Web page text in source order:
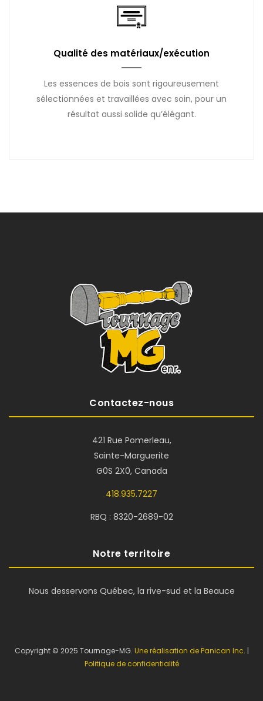
Qualité des matériaux/exécution
Les essences de bois sont rigoureusement
sélectionnées et travaillées avec soin, pour un
résultat aussi solide qu’élégant.
Contactez-nous
421 Rue Pomerleau,
Sainte-Marguerite
G0S 2X0, Canada
418.935.7227
RBQ : 8320-2689-02
Notre territoire
Nous desservons Québec, la rive-sud et la Beauce
Copyright © 2025 Tournage-MG. Une réalisation de Panican Inc. |
Politique de confidentialité